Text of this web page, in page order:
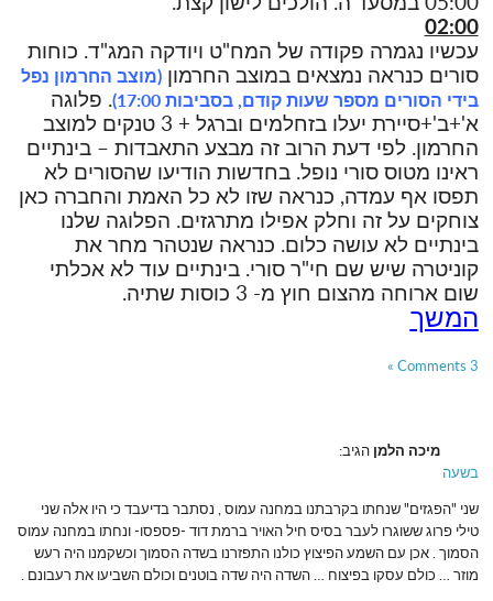
02:00
עכשיו נגמרה פקודה של המח"ט ויודקה המג"ד. כוחות
סורים כנראה נמצאים במוצב החרמון(מוצב החרמון נפל
בידי הסורים מספר שעות קודם, בסביבות 17:00)
. פלוגה
א'+ב'+סיירת יעלו בזחלמים וברגל + 3 טנקים למוצב
החרמון. לפי דעת הרוב זה מבצע התאבדות – בינתיים
ראינו מטוס סורי נופל. בחדשות הודיעו שהסורים לא
תפסו אף עמדה, כנראה שזו לא כל האמת והחברה כאן
צוחקים על זה וחלק אפילו מתרגזים. הפלוגה שלנו
בינתיים לא עושה כלום. כנראה שנטהר מחר את
קוניטרה שיש שם חי"ר סורי. בינתיים עוד לא אכלתי
שום ארוחה מהצום חוץ מ- 3 כוסות שתיה.
המשך
3 Comments »
מיכה הלמן הגיב:
בשעה
שני "הפגזים" שנחתו בקרבתנו במחנה עמוס , נסתבר בדיעבד כי היו אלה שני
טילי פרוג ששוגרו לעבר בסיס חיל האויר ברמת דוד -פספסו- ונחתו במחנה עמוס
הסמוך . אכן עם השמע הפיצוץ כולנו התפזרנו בשדה הסמוך וכשקמנו היה רעש
מוזר … כולם עסקו בפיצוח … השדה היה שדה בוטנים וכולם השביעו את רעבונם .